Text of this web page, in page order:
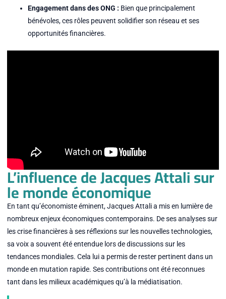
Engagement dans des ONG : Bien que principalement
bénévoles, ces rôles peuvent solidifier son réseau et ses
opportunités financières.
L’influence de Jacques Attali sur
le monde économique
En tant qu’économiste éminent, Jacques Attali a mis en lumière de
nombreux enjeux économiques contemporains. De ses analyses sur
les crise financières à ses réflexions sur les nouvelles technologies,
sa voix a souvent été entendue lors de discussions sur les
tendances mondiales. Cela lui a permis de rester pertinent dans un
monde en mutation rapide. Ses contributions ont été reconnues
tant dans les milieux académiques qu’à la médiatisation.